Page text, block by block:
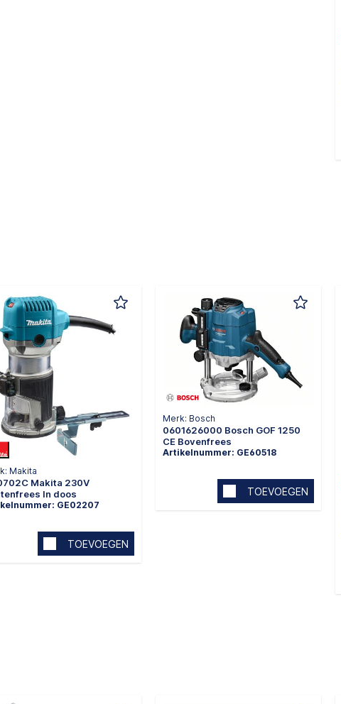
Makita
Makita 230V
In doos
GE02207
TOEVOEGEN
Merk: Bosch
0601626000 Bosch GOF 1250
CE Bovenfrees
Artikelnummer: GE60518
TOEVOEGEN